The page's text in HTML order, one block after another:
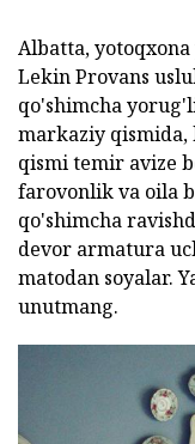
Albatta,
Lekin Provans
qo'shimcha
markaziy qismida,
qismi temir avize
farovonlik va oila
qo'shimcha
devor armatura
matodan soyalar.
unutmang.